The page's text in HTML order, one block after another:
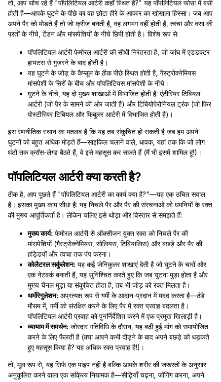
तो, आप सोच रहे हैं "पॉपलिटियल आर्टरी कहाँ स्थित है?" यह पॉपलिटियल फोसा में बसी
होती है—आपके घुटने के पीछे का वह छोटा हीरे के आकार का खोखला हिस्सा। जब आप
अपने पैर को मोड़ते हैं तो जो क्रीज बनती है, वह लगभग वहीं होती है, त्वचा और वसा की
परतों के नीचे, टेंडन और मांसपेशियों के नीचे छिपी होती है। विशेष रूप से:
पॉपलिटियल आर्टरी फेमोरल आर्टरी की सीधी निरंतरता है, जो जांघ में एडडक्टर
हायटस से गुजरने के बाद होती है।
यह घुटने के जोड़ के कैप्सूल के ठीक पीछे स्थित होती है, गैस्ट्रोक्नेमियस
मांसपेशी के सिरों के बीच और पॉपलिटियस मांसपेशी के नीचे।
घुटने के नीचे, यह दो मुख्य शाखाओं में विभाजित होती है: एंटीरियर टिबियल
आर्टरी (जो पैर के सामने की ओर जाती है) और टिबियोपेरोनियल ट्रंक (जो फिर
पोस्टीरियर टिबियल और फिबुलर आर्टरी में विभाजित होती है)।
इस रणनीतिक स्थान का मतलब है कि यह तब संकुचित हो सकती है जब हम अपने
घुटनों को बहुत अधिक मोड़ते हैं—साइकिल चलाने वाले, धावक, यहां तक कि जो लोग
घंटों तक क्रॉस-लेग्ड बैठते हैं, वे इसे महसूस कर सकते हैं (मैं भी इसमें शामिल हूं!)।
पॉपलिटियल आर्टरी क्या करती है?
ठीक है, आप पूछते हैं "पॉपलिटियल आर्टरी का कार्य क्या है?"—यह एक उचित सवाल
है। इसका मुख्य काम सीधा है: यह निचले पैर और पैर की संरचनाओं को धमनियों के रक्त
की मुख्य आपूर्तिकर्ता है। लेकिन चलिए इसे थोड़ा और विस्तार से समझते हैं:
मुख्य कार्य: फेमोरल आर्टरी से ऑक्सीजन युक्त रक्त को निचले पैर की
मांसपेशियों (गैस्ट्रोक्नेमियस, सोलियस, टिबियालिस) और बछड़े और पैर की
हड्डियों और त्वचा तक पंप करना।
कोलैटरल सर्कुलेशन: यह कई जेनिकुलर शाखाएं देती है जो घुटने के चारों ओर
एक नेटवर्क बनाती हैं, यह सुनिश्चित करते हुए कि जब घुटना मुड़ा होता है और
मुख्य चैनल मुड़ा या संकुचित होता है, तब भी जोड़ को रक्त मिलता है।
थर्मोरेगुलेशन: अप्रत्यक्ष रूप से गर्मी के आदान-प्रदान में मदद करता है—ठंडे
मौसम में, गर्मी को संरक्षित करने के लिए पैर में रक्त प्रवाह बदलता है।
पॉपलिटियल आर्टरी प्रवाह को पुनर्निर्देशित करने में एक प्रमुख खिलाड़ी है।
व्यायाम में समर्थन: जोरदार गतिविधि के दौरान, यह बढ़ी हुई मांग को समायोजित
करने के लिए फैलती है (क्या आपने कभी दौड़ने के बाद अपने बछड़े को धड़कते
हुए महसूस किया है? यह अधिक रक्त प्रवाह है!)।
तो, मूल रूप से, यह सिर्फ एक पाइप नहीं है बल्कि आपके शरीर की जरूरतों के अनुसार
अनुकूलित करने वाला एक सक्रिय नियामक है—सीढ़ियाँ चढ़ना, जॉगिंग करना, अपने